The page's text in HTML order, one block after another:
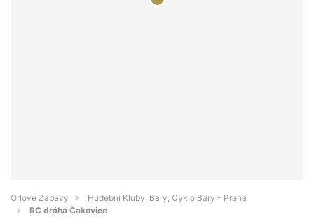
Orlové Zábavy
Hudební Kluby, Bary, Cyklo Bary - Praha
RC dráha Čakovice